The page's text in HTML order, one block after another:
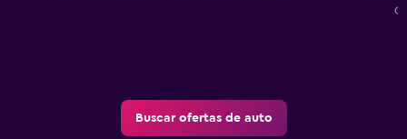
Buscar ofertas de auto